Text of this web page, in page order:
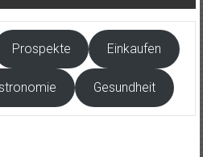
Prospekte Einkaufen
Gesundheit